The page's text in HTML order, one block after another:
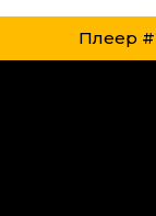
Плеер